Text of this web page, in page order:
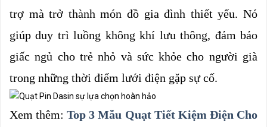
trợ mà trở thành món đồ gia đình thiết yếu. Nó
giúp duy trì luồng không khí lưu thông, đảm bảo
giấc ngủ cho trẻ nhỏ và sức khỏe cho người già
trong những thời điểm lưới điện gặp sự cố.
Xem thêm: Top 3 Mẫu Quạt Tiết Kiệm Điện Cho